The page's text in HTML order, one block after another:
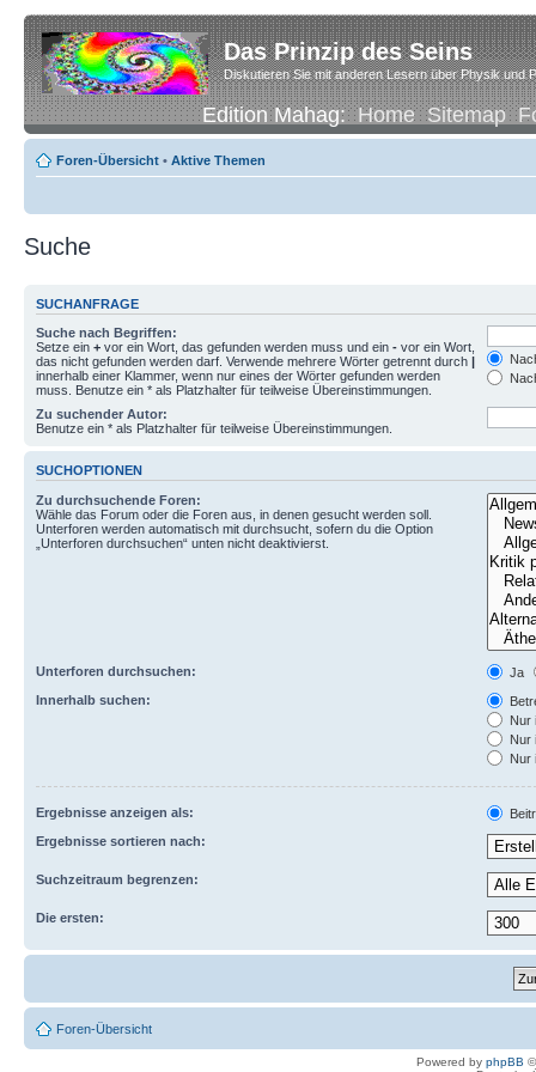
Das Prinzip des Seins
Diskutieren Sie mit anderen Lesern über Physik und
Edition Mahag:Home Sitemap
Foren-Übersicht • Aktive Themen
Suche
SUCHANFRAGE
Suche nach Begriffen:
Setze ein + vor ein Wort, das gefunden werden muss und ein - vor ein Wort,
das nicht gefunden werden darf. Verwende mehrere Wörter getrennt durch |
innerhalb einer Klammer, wenn nur eines der Wörter gefunden werden
muss. Benutze ein * als Platzhalter für teilweise Übereinstimmungen.
Zu suchender Autor:
Benutze ein * als Platzhalter für teilweise Übereinstimmungen.
SUCHOPTIONEN
Zu durchsuchende Foren:
Wähle das Forum oder die Foren aus, in denen gesucht werden soll.
Unterforen werden automatisch mit durchsucht, sofern du die Option
„Unterforen durchsuchen“ unten nicht deaktivierst.
Unterforen durchsuchen:
Ja
Innerhalb suchen:
Nur
Nur
Nur
Ergebnisse anzeigen als:
Ergebnisse sortieren nach:
Suchzeitraum begrenzen:
Die ersten:
Foren-Übersicht
Powered by phpBB